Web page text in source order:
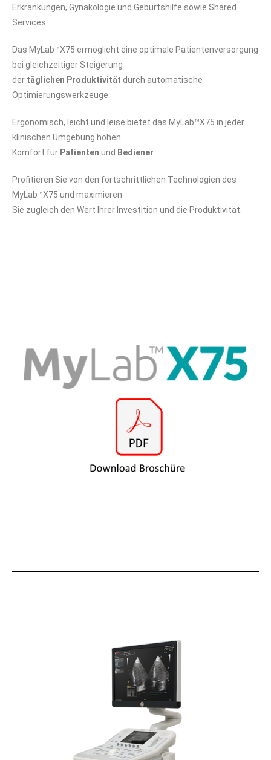
Erkrankungen, Gynäkologie und Geburtshilfe sowie Shared
Services.
Das MyLab™X75 ermöglicht eine optimale Patientenversorgung
bei gleichzeitiger Steigerung
der täglichen Produktivität durch automatische
Optimierungswerkzeuge.
Ergonomisch, leicht und leise bietet das MyLab™X75 in jeder
klinischen Umgebung hohen
Komfort für Patienten und Bediener
Profitieren Sie von den fortschrittlichen Technologien des
MyLab™X75 und maximieren
Sie zugleich den Wert Ihrer Investition und die Produktivität.